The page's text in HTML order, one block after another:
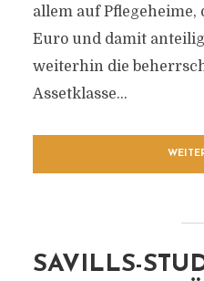
allem auf
Euro und damit
weiterhin die
Assetklasse...
SAVILLS-